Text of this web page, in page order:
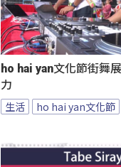
ho hai yan文化節街舞
力
生活 ho hai yan文化節